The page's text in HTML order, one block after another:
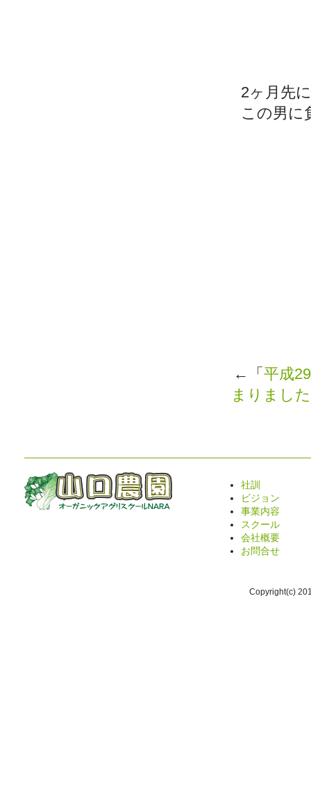
2ヶ月先
この男に
←「 平成
まりまし
社訓
ビジョン
事業内容
スクール
会社概要
お問合せ
Copyright(c)